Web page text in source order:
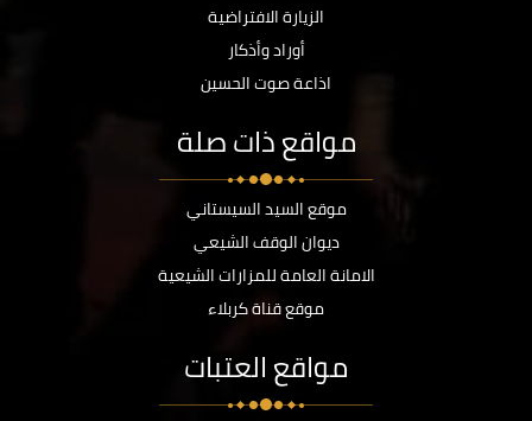
الزيارة الافتراضية
أوراد وأذكار
اذاعة صوت الحسين
مواقع ذات صلة
موقع السيد السيستاني
ديوان الوقف الشيعي
الامانة العامة للمزارات الشيعية
موقع قناة كربلاء
مواقع العتبات